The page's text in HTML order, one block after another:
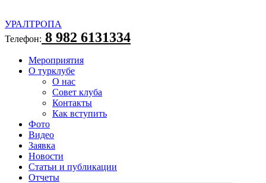
УРАЛТРОПА
Телефон: 8 982 6131334
Мероприятия
О турклубе
О нас
Совет клуба
Контакты
Как вступить
Фото
Видео
Заявка
Новости
Статьи и публикации
Отчеты